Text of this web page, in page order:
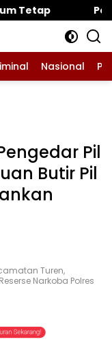
Mutasi
Nasional
Pil
Butir Pil
Turen,
Narkoba Polres